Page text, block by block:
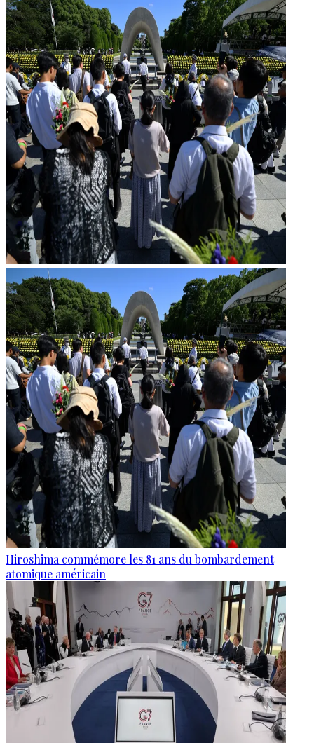
Hiroshima commémore les 81 ans du bombardement
atomique américain